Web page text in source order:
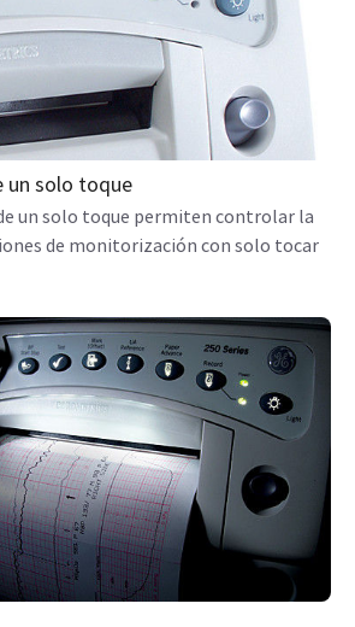
un solo toque
un solo toque permiten controlar la
de monitorización con solo tocar